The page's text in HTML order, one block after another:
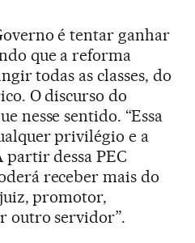
é tentar ganhar
que a reforma
todas as classes, do
O discurso do
nesse sentido. “Essa
privilégio e a
partir dessa PEC
receber mais do
promotor,
outro servidor”.